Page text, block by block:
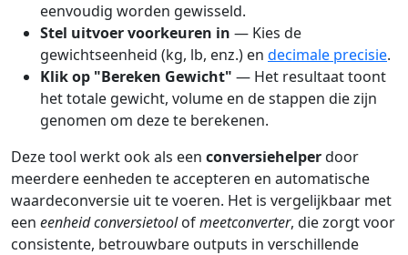
eenvoudig worden gewisseld.
Stel uitvoer voorkeuren in — Kies de
gewichtseenheid (kg, lb, enz.) en decimale precisie.
Klik op "Bereken Gewicht" — Het resultaat toont
het totale gewicht, volume en de stappen die zijn
genomen om deze te berekenen.
Deze tool werkt ook als een conversiehelperdoor
meerdere eenheden te accepteren en automatische
waardeconversie uit te voeren. Het is vergelijkbaar met
een eenheid conversietoolofmeetconverter, die zorgt voor
consistente, betrouwbare outputs in verschillende